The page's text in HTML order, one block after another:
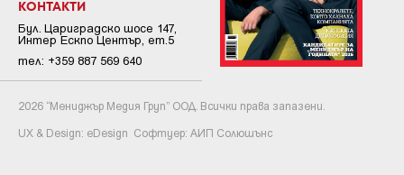
КОНТАКТИ
Бул. Цариградско шосе 147,
Интер Ескпо Център, ет.5
тел: +359 887 569 640
2026 “Мениджър Медия Груп” ООД. Всички права запазени.
UX & Design: eDesign Софтуер: АИП Солюшънс